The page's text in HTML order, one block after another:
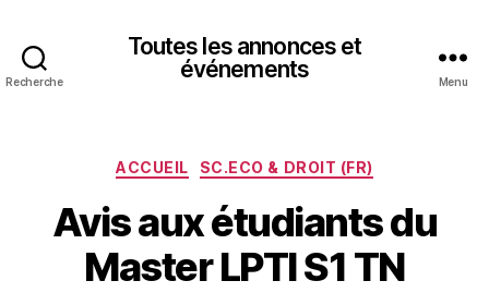
Recherche
Toutes les annonces et
événements
Menu
Catégories
ACCUEIL SC.ECO & DROIT (FR)
Avis aux étudiants du
Master LPTI S1 TN